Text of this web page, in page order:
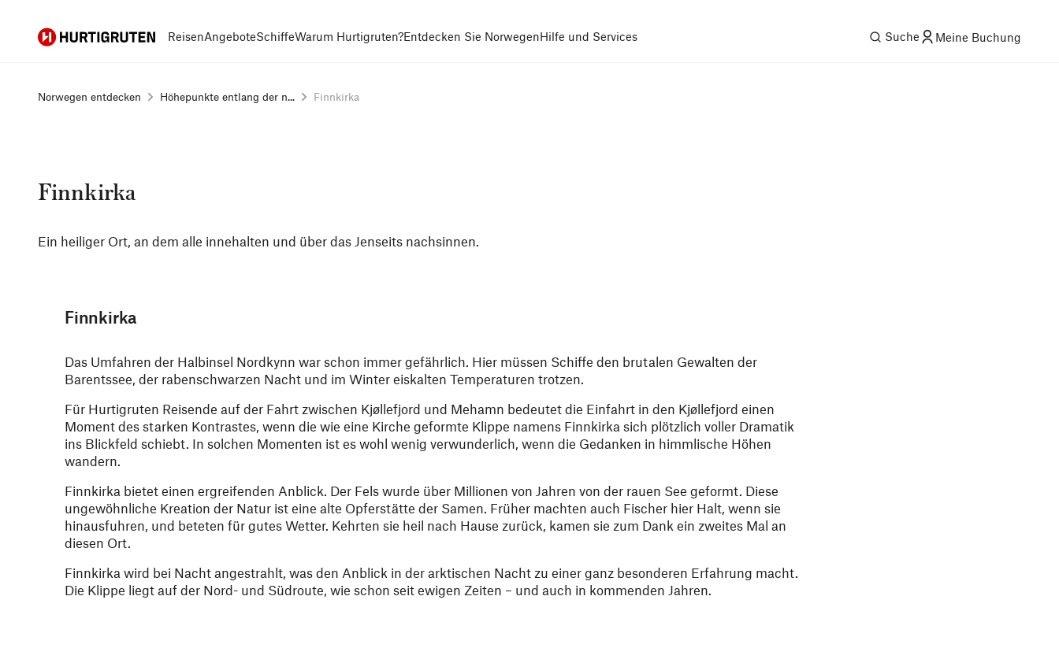
Hurtigruten ReisenAngeboteSchiffeWarum Hurtigruten?Entdecken Sie NorwegenHilfe und Services Suche Meine Buchung
Norwegen entdecken Höhepunkte entlang der n... Finnkirka
Finnkirka
Ein heiliger Ort, an dem alle innehalten und über das Jenseits nachsinnen.
Finnkirka
Das Umfahren der Halbinsel Nordkynn war schon immer gefährlich. Hier müssen Schiffe den brutalen Gewalten der
Barentssee, der rabenschwarzen Nacht und im Winter eiskalten Temperaturen trotzen.
Für Hurtigruten Reisende auf der Fahrt zwischen Kjøllefjord und Mehamn bedeutet die Einfahrt in den Kjøllefjord einen
Moment des starken Kontrastes, wenn die wie eine Kirche geformte Klippe namens Finnkirka sich plötzlich voller Dramatik
ins Blickfeld schiebt. In solchen Momenten ist es wohl wenig verwunderlich, wenn die Gedanken in himmlische Höhen
wandern.
Finnkirka bietet einen ergreifenden Anblick. Der Fels wurde über Millionen von Jahren von der rauen See geformt. Diese
ungewöhnliche Kreation der Natur ist eine alte Opferstätte der Samen. Früher machten auch Fischer hier Halt, wenn sie
hinausfuhren, und beteten für gutes Wetter. Kehrten sie heil nach Hause zurück, kamen sie zum Dank ein zweites Mal an
diesen Ort.
Finnkirka wird bei Nacht angestrahlt, was den Anblick in der arktischen Nacht zu einer ganz besonderen Erfahrung macht.
Die Klippe liegt auf der Nord- und Südroute, wie schon seit ewigen Zeiten – und auch in kommenden Jahren.